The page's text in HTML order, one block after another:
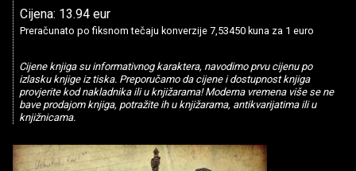
Cijena: 13.94 eur
Preračunato po fiksnom tečaju konverzije 7,53450 kuna za 1 euro
Cijene knjiga su informativnog karaktera, navodimo prvu cijenu po
izlasku knjige iz tiska. Preporučamo da cijene i dostupnost knjiga
provjerite kod nakladnika ili u knjižarama! Moderna vremena više se ne
bave prodajom knjiga, potražite ih u knjižarama, antikvarijatima ili u
knjižnicama.